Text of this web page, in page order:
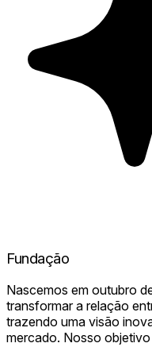
Fundação
Nascemos em outubro
transformar a relação
trazendo uma visão
mercado. Nosso